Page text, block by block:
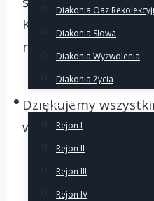
Diakonia Oaz
Diakonia Słowa
Diakonia Wyzwolenia
Diakonia Życia
Rejony
Rejon I
Rejon II
Rejon III
Rejon IV
Kościół jest jeden,
niezależnie od
Dziękujemy
wspólną modlitwę!